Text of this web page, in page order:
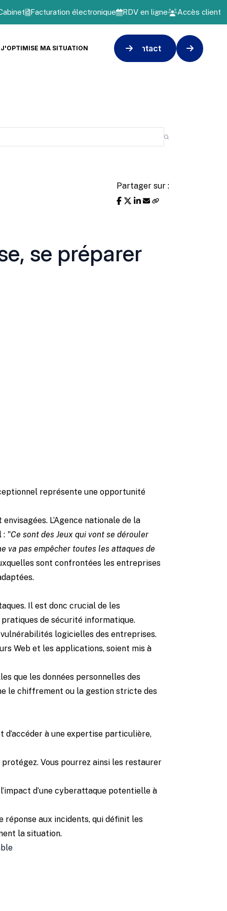
Facturation électronique RDV en ligne Accès client
J'OPTIMISE MA SITUATION Contact
Partager sur :
se préparer
représente une opportunité
L’Agence nationale de la
: "Ce sont des Jeux qui vont se dérouler
va pas empêcher toutes les attaques de
sont confrontées les entreprises
Il est donc crucial de les
de sécurité informatique.
logicielles des entreprises.
Web et les applications, soient mis à
que les données personnelles des
le chiffrement ou la gestion stricte des
à une expertise particulière,
Vous pourrez ainsi les restaurer
d’une cyberattaque potentielle à
réponse aux incidents, qui définit les
la situation.